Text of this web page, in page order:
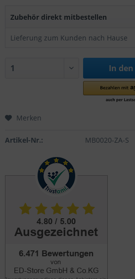
Zubehör direkt mitbestellen
Lieferung zum Kunden nach Hause
In den
Merken
Artikel-Nr.: MB0020-ZA-S